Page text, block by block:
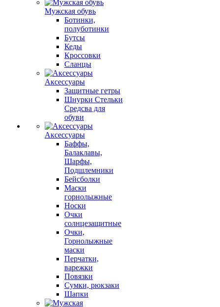
Мужская обувь
Ботинки,
полуботинки
Бутсы
Кеды
Кроссовки
Сланцы
Аксессуары
Защитные гетры
Шнурки Стельки
Средсва для
обуви
Аксессуары
Баффы,
Балаклавы,
Шарфы,
Подшлемники
Бейсболки
Маски
горнолыжные
Носки
Очки
солнцезащитные
Очки,
Горнолыжные
маски
Перчатки,
варежки
Повязки
Сумки, рюкзаки
Шапки